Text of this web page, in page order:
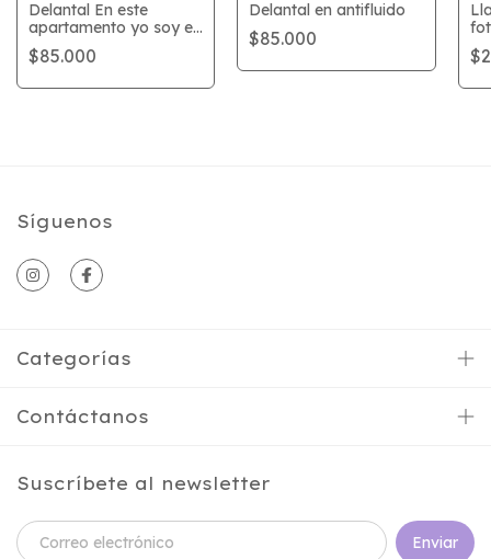
Delantal En este
apartamento yo soy el
chef
$85.000
Delantal en antifluido
$85.000
Síguenos
Categorías
Contáctanos
Suscríbete al newsletter